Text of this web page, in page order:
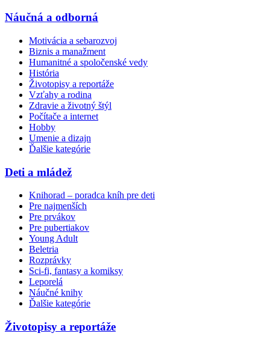
Náučná a odborná
Motivácia a sebarozvoj
Biznis a manažment
Humanitné a spoločenské vedy
História
Životopisy a reportáže
Vzťahy a rodina
Zdravie a životný štýl
Počítače a internet
Hobby
Umenie a dizajn
Ďalšie kategórie
Deti a mládež
Knihorad – poradca kníh pre deti
Pre najmenších
Pre prvákov
Pre pubertiakov
Young Adult
Beletria
Rozprávky
Sci-fi, fantasy a komiksy
Leporelá
Náučné knihy
Ďalšie kategórie
Životopisy a reportáže